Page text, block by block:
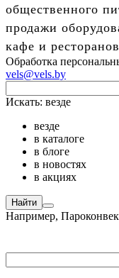
общественного
продажи
кафе и
Обработка
vels@vels.by
Искать: везде
везде
в каталоге
в блоге
в новостях
в акциях
Найти
Например,